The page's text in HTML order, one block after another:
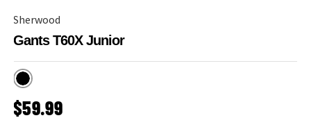
Sherwood
Gants T60X Junior
Noir
PRIX HABITUEL
$59.99